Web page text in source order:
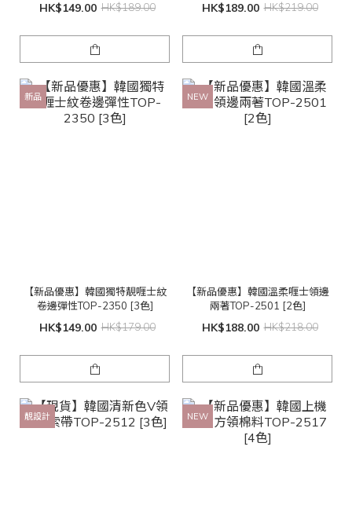
HK$149.00 HK$189.00 HK$189.00 HK$219.00
新品
【新品優惠】韓國獨特靚喱士紋
卷邊彈性TOP-2350 [3色]
HK$149.00 HK$179.00
NEW
【新品優惠】韓國溫柔喱士領邊
兩著TOP-2501 [2色]
HK$188.00 HK$218.00
靚設計 NEW